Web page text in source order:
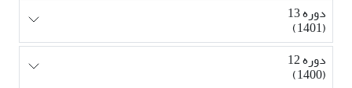
دوره 13
(1401)
دوره 12
(1400)